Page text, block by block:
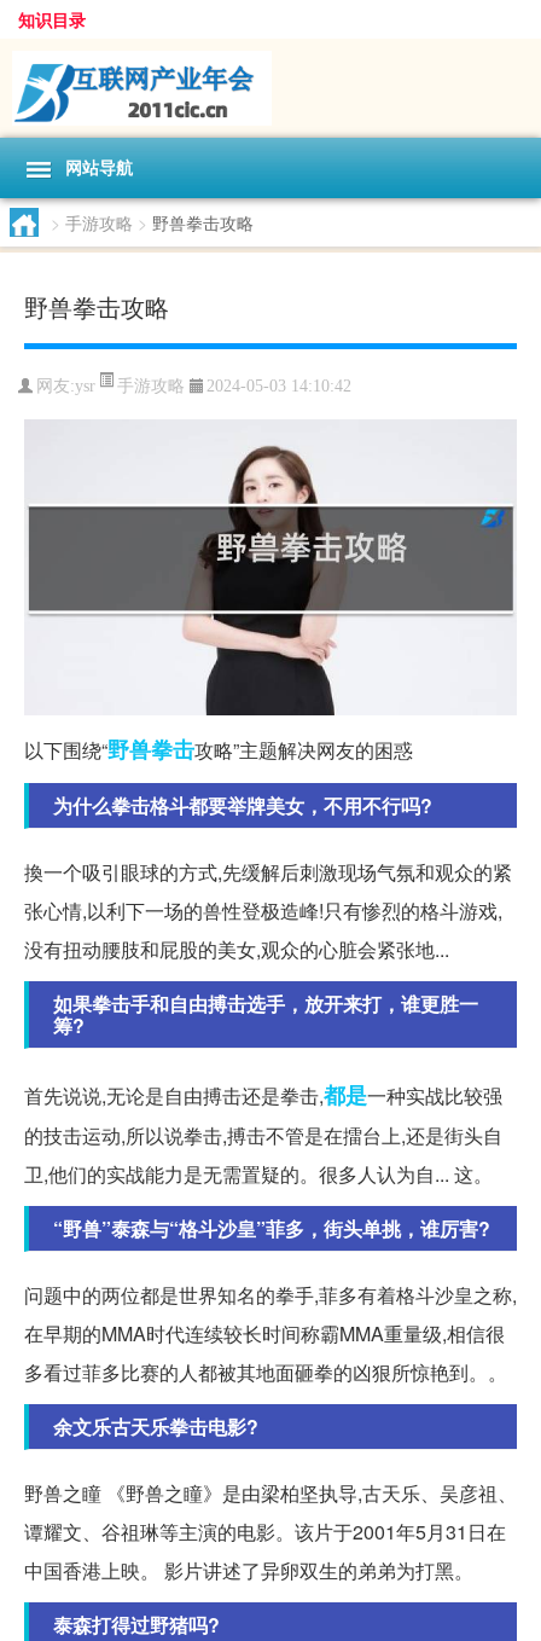
知识目录
网站导航
> 手游攻略 > 野兽拳击攻略
野兽拳击攻略
网友:ysr 手游攻略 2024-05-03 14:10:42
以下围绕“野兽拳击攻略”主题解决网友的困惑
为什么拳击格斗都要举牌美女，不用不行吗?
換一个吸引眼球的方式,先缓解后刺激现场气氛和观众的紧
张心情,以利下一场的兽性登极造峰!只有惨烈的格斗游戏,
没有扭动腰肢和屁股的美女,观众的心脏会紧张地...
如果拳击手和自由搏击选手，放开来打，谁更胜一
筹?
首先说说,无论是自由搏击还是拳击,都是一种实战比较强
的技击运动,所以说拳击,搏击不管是在擂台上,还是街头自
卫,他们的实战能力是无需置疑的。很多人认为自... 这。
“野兽”泰森与“格斗沙皇”菲多，街头单挑，谁厉害?
问题中的两位都是世界知名的拳手,菲多有着格斗沙皇之称,
在早期的MMA时代连续较长时间称霸MMA重量级,相信很
多看过菲多比赛的人都被其地面砸拳的凶狠所惊艳到。。
余文乐古天乐拳击电影?
野兽之瞳 《野兽之瞳》是由梁柏坚执导,古天乐、吴彦祖、
谭耀文、谷祖琳等主演的电影。该片于2001年5月31日在
中国香港上映。 影片讲述了异卵双生的弟弟为打黑。
泰森打得过野猪吗?